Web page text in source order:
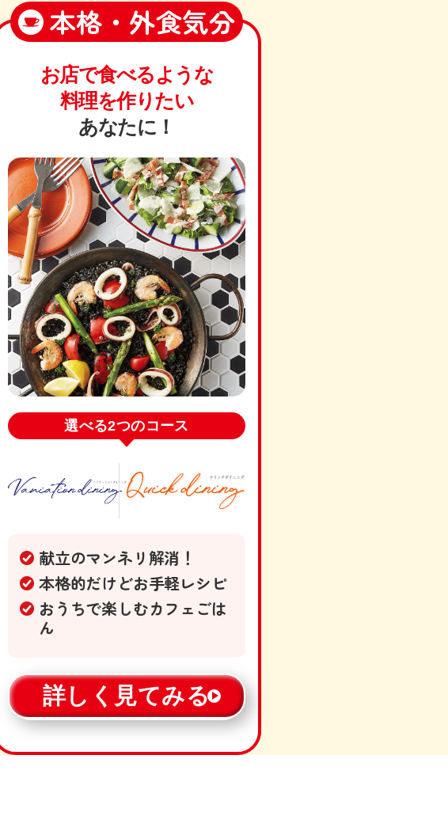
本格・外食気分
お店で食べるような
料理を作りたい
あなたに！
選べる2つのコース
献立のマンネリ解消！
本格的だけどお手軽レシピ
おうちで楽しむカフェごは
ん
詳しく見てみる